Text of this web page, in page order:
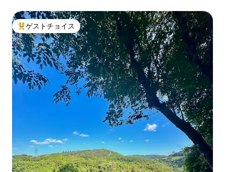
大好評のゲストチョイスです。
ゲストチョイス